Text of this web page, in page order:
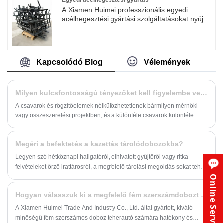
A Xiamen Huimei professzionális egyedi
acélhegesztési gyártási szolgáltatásokat nyújt,
eljárásokkal testre szabunk különféle szénacél
hegesztett alkatrészeket és ipari kereteket,
konzolokat és rögzített szerkezeti elemeket.
Kapcsolódó Blog Vélemények
Milyen kulcsfontosságú tényezőket kell figyelembe venni a csavarok kiválasztásakor?
A csavarok és rögzítőelemek nélkülözhetetlenek bármilyen mérnöki
vagy összeszerelési projektben, és a különféle csavarok különféle
Megéri a befektetés a kazettás tárolódobozokba?
Legyen szó hétköznapi hallgatóról, elhivatott gyűjtőről vagy ritka
felvételeket őrző irattárosról, a megfelelő tárolási megoldás sokat tehet
Hogyan válasszuk ki a megfelelő fém szerszámdobozt teherautóhoz?
A Xiamen Huimei Trade And Industry Co., Ltd. által gyártott, kiváló
minőségű fém szerszámos doboz teherautó számára hatékony és
Online Service